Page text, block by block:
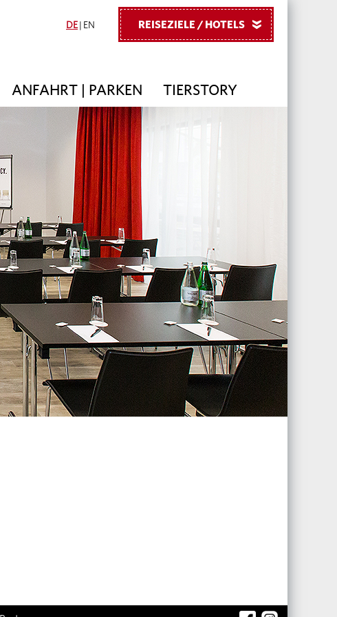
DE EN
ANFAHRT | PARKEN TIERSTORY
REISEZIELE / HOTELS »